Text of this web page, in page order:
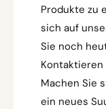
Produkte zu
sich auf
Sie noch
Kontaktieren
Machen Sie
ein neues